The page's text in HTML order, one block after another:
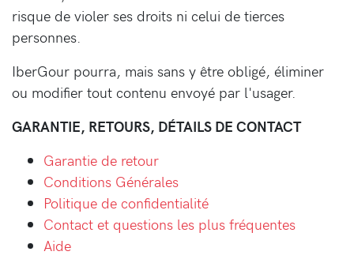
risque de violer ses droits ni celui de tierces
personnes.
IberGour pourra, mais sans y être obligé, éliminer
ou modifier tout contenu envoyé par l'usager.
GARANTIE, RETOURS, DÉTAILS DE CONTACT
Garantie de retour
Conditions Générales
Politique de confidentialité
Contact et questions les plus fréquentes
Aide